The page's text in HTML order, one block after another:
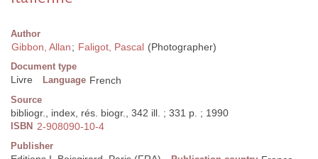
Author
Gibbon, Allan; Faligot, Pascal (Photographer)
Document type
Livre Language French
Source
bibliogr., index, rés. biogr., 342 ill. ; 331 p. ; 1990
ISBN 2-908090-10-4
Publisher